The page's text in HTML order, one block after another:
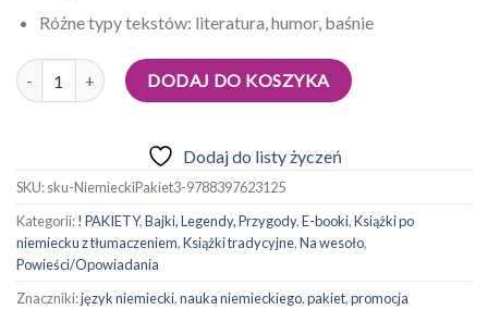
Różne typy tekstów: literatura, humor, baśnie
Ilość DODAJ DO KOSZYKA
Dodaj do listy życzeń
SKU:sku-NiemieckiPakiet3-9788397623125
Kategorii:! PAKIETY,Bajki, Legendy, Przygody,E-booki,Książki po
niemiecku z tłumaczeniem,Książki tradycyjne,Na wesoło,
Powieści/Opowiadania
Znaczniki:język niemiecki,nauka niemieckiego,pakiet,promocja